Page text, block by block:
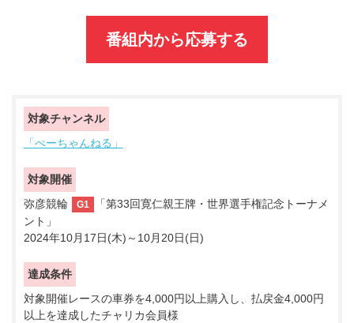
番組内から応募する
対象チャンネル
「ぺーちゃんねる」
対象開催
弥彦競輪
G1
「第33回寛仁親王牌・世界選手権記念トーナメ
ント」
2024年10月17日(木)～10月20日(日)
達成条件
対象開催レースの車券を4,000円以上購入し、払戻金4,000円
以上を達成したチャリカ会員様